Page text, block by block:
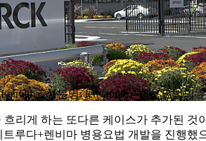
성분명: lenvatinib)’ 병용요법
리게 하는 또다른 케이스가 추가된 것
루다+렌비마 병용요법 개발을 진행했